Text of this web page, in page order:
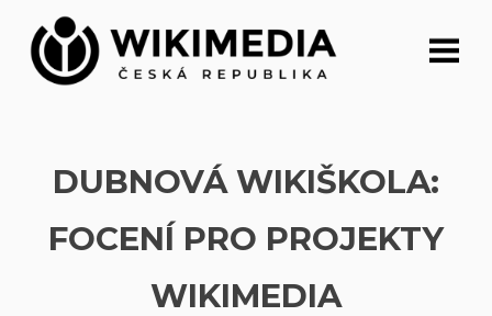
Přeskočit
obsah
DUBNOVÁ WIKIŠKOLA:
FOCENÍ PRO PROJEKTY
WIKIMEDIA